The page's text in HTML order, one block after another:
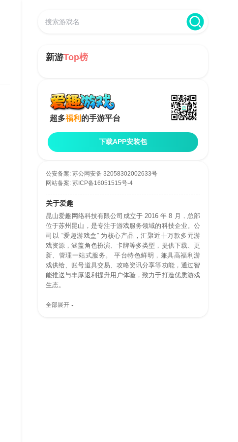
新游Top榜
超多福利 的手游平台
下载APP安装包
公安备案: 苏公网安备 32058302002633号
网站备案: 苏ICP备16051515号-4
关于爱趣
昆山爱趣网络科技有限公司成立于 2016 年 8 月，总部
位于苏州昆山，是专注于游戏服务领域的科技企业。公
司以 “爱趣游戏盒” 为核心产品，汇聚近十万款多元游
戏资源，涵盖角色扮演、卡牌等多类型，提供下载、更
新、管理一站式服务。 平台特色鲜明，兼具高福利游
戏供给、账号道具交易、攻略资讯分享等功能，通过智
能推送与丰厚返利提升用户体验，致力于打造优质游戏
生态。
全部展开